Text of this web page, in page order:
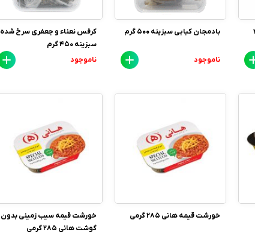
بادمجان کبابی سبزینه 500 گرم
ناموجود
کرفس نعناء و جعفری سرخ شده
سبزینه 450 گرم
ناموجود
خورشت قیمه هانی 285 گرمی
خورشت قیمه سیب زمینی بدون
گوشت هانی 285 گرمی